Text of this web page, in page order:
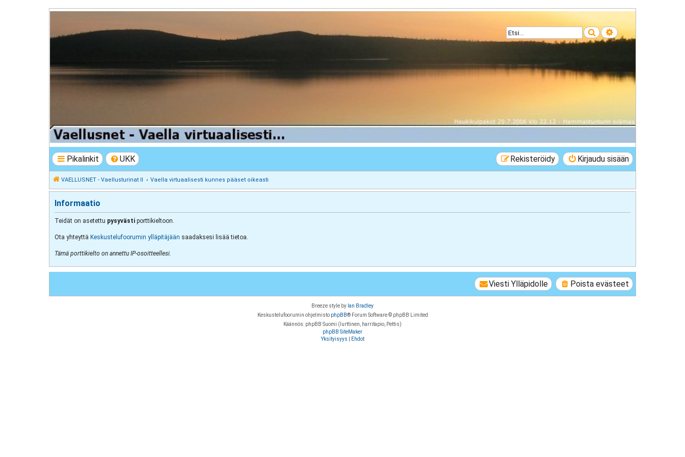
Etsi Tarkennettu haku
VAELLUSNET - Vaellusturinat II
Keskustelua vaeltamisesta ja Lapista
Pikalinkit UKK Kirjaudu sisään
Rekisteröidy
VAELLUSNET - Vaellusturinat II Vaella virtuaalisesti kunnes pääset oikeasti
Informaatio
Teidät on asetettu pysyvästi porttikieltoon.
Ota yhteyttä Keskustelufoorumin ylläpitäjään saadaksesi lisää tietoa.
Tämä porttikielto on annettu IP-osoitteellesi.
Poista evästeet
Viesti Ylläpidolle
Breeze style by Ian Bradley
Keskustelufoorumin ohjelmisto phpBB® Forum Software © phpBB Limited
Käännös: phpBB Suomi (lurttinen, harritapio, Pettis)
phpBB SiteMaker
Yksityisyys
Ehdot